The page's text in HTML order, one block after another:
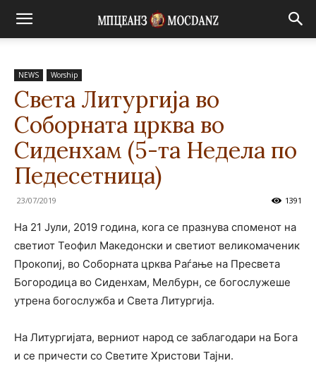
NEWS Worship
Света Литургија во
Соборната црква во
Сиденхам (5-та Недела по
Педесетница)
23/07/2019 1391
На 21 Јули, 2019 година, кога се празнува споменот на
светиот Теофил Македонски и светиот великомаченик
Прокопиј, во Соборната црква Раѓање на Пресвета
Богородица во Сиденхам, Мелбурн, се богослужеше
утрена богослужба и Света Литургија.
На Литургијата, верниот народ се заблагодари на Бога
и се причести со Светите Христови Тајни.